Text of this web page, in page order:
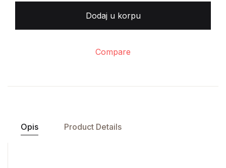
Dodaj u korpu
Compare
Opis Product Details